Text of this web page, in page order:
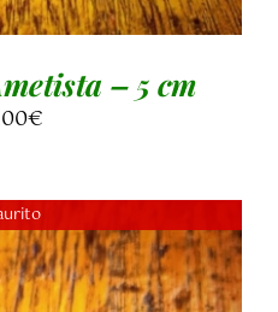
– 5 cm
€